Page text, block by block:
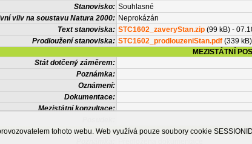
Stanovisko: Souhlasné
vliv na soustavu Natura 2000: Neprokázán
Text stanoviska: STC1602_zaveryStan.zip (99 kB) -
Prodloužení stanoviska: STC1602_prodlouzeniStan.pdf (339
MEZISTÁTNÍ
Stát dotčený záměrem:
Poznámka:
Oznámení:
Dokumentace:
Mezistátní konzultace:
tohoto webu. Web využívá pouze soubory cookie